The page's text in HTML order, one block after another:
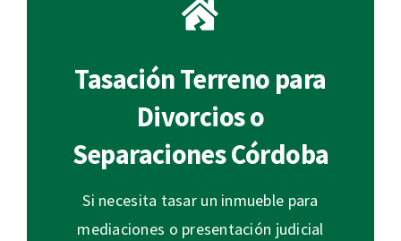
Tasación Terreno para
Divorcios o
Separaciones Córdoba
Si necesita tasar un inmueble para
mediaciones o presentación judicial